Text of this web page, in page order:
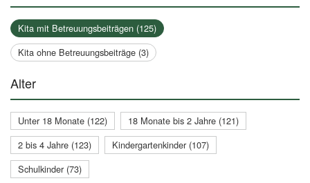
Kita mit Betreuungsbeiträgen (125)
Kita ohne Betreuungsbeiträge (3)
Alter
Unter 18 Monate (122)
18 Monate bis 2 Jahre (121)
2 bis 4 Jahre (123)
Kindergartenkinder (107)
Schulkinder (73)